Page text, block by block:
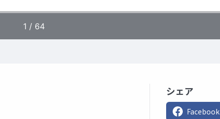
シェア
Facebook